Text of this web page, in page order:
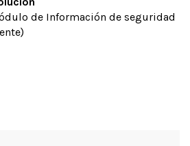
de Información de seguridad